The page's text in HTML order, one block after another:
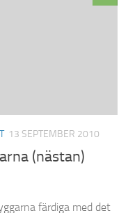
13 SEPTEMBER 2010
(nästan)
färdiga med det